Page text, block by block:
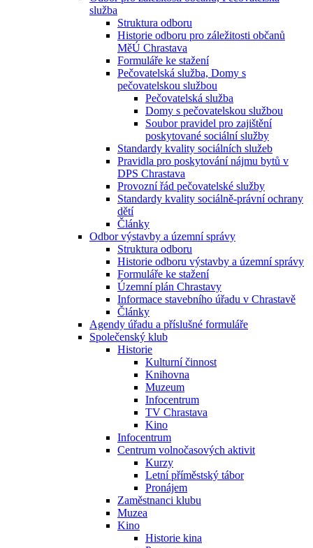
služba
Struktura odboru
Historie odboru pro záležitosti občanů
MěÚ Chrastava
Formuláře ke stažení
Pečovatelská služba, Domy s
pečovatelskou službou
Pečovatelská služba
Domy s pečovatelskou službou
Soubor pravidel pro zajištění
poskytované sociální služby
Standardy kvality sociálních služeb
Pravidla pro poskytování nájmu bytů v
DPS Chrastava
Provozní řád pečovatelské služby
Standardy kvality sociálně-právní ochrany
dětí
Články
Odbor výstavby a územní správy
Struktura odboru
Historie odboru výstavby a územní správy
Formuláře ke stažení
Územní plán Chrastavy
Informace stavebního úřadu v Chrastavě
Články
Agendy úřadu a příslušné formuláře
Společenský klub
Historie
Kulturní činnost
Knihovna
Muzeum
Infocentrum
TV Chrastava
Kino
Infocentrum
Centrum volnočasových aktivit
Kurzy
Letní příměstský tábor
Pronájem
Zaměstnanci klubu
Muzea
Kino
Historie kina